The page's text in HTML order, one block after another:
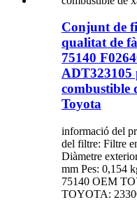
Conjunt de
qualitat de
75140
ADT323105
combustible
Toyota
informació del
del filtre: Filtre
Diàmetre
mm Pes: 0,154
75140 OEM
TOYOTA: